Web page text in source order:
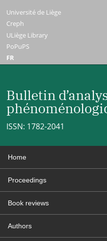
Université de Liège
Creph
ULiège Library
PoPuPS
FR
Bulletin
ISSN: 1782-2041
Home
Proceedings
Book reviews
Authors